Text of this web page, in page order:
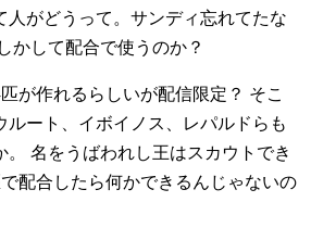
人がどうって。サンディ忘れてたな
かして配合で使うのか？
が作れるらしいが配信限定？ そこ
ルート、イボイノス、レパルドらも
名をうばわれし王はスカウトでき
配合したら何かできるんじゃないの